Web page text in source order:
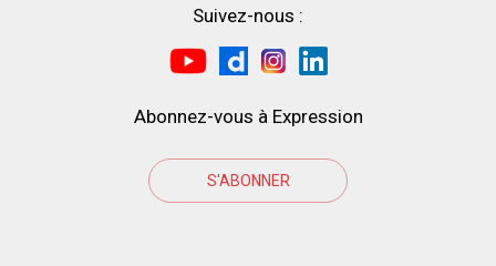
Suivez-nous :
Abonnez-vous à Expression
S'ABONNER